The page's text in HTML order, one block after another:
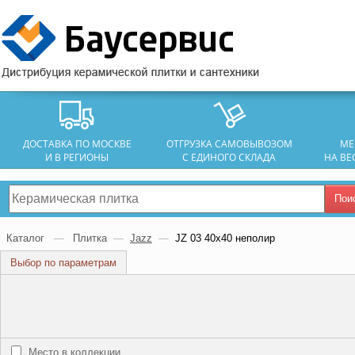
ДОСТАВКА ПО МОСКВЕ
И В РЕГИОНЫ
ОТГРУЗКА САМОВЫВОЗОМ
С ЕДИНОГО СКЛАДА
НА
Каталог — Плитка — Jazz — JZ 03 40х40 неполир
Выбор по параметрам
Место в коллекции